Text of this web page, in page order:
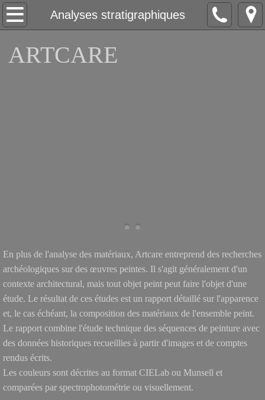
Analyses stratigraphiques
Accueil
À propos
​Peintures murales sur enduit à la
​Peintures murales sur enduit de
​Peintures murales du 19ème siècle
​Peintures murales du 20ème siècle
Sculpture et art décoratif
Pierre
ARTCARE
En plus de l'analyse des matériaux, Artcare entreprend des recherches
archéologiques sur des œuvres peintes. Il s'agit généralement d'un
contexte architectural, mais tout objet peint peut faire l'objet d'une
étude. Le résultat de ces études est un rapport détaillé sur l'apparence
et, le cas échéant, la composition des matériaux de l'ensemble peint.
Le rapport combine l'étude technique des séquences de peinture avec
des données historiques recueillies à partir d'images et de comptes
rendus écrits.
Les couleurs sont décrites au format CIELab ou Munsell et
comparées par spectrophotométrie ou visuellement.